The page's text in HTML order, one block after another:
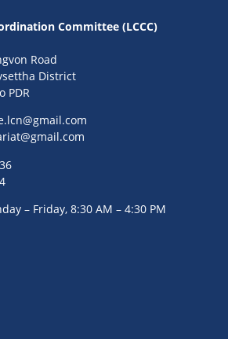
Committee (LCCC)
Road
District
PDR
– Friday, 8:30 AM – 4:30 PM